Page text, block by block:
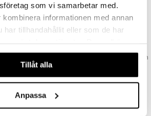
som vi samarbetar med.
informationen med annan
har tillhandahållit eller som de har
användande av vår webbplats.
Tillåt alla
Anpassa
KOSTAR FRAKTEN?
kr. Vår gräns för fraktfri leverans bestäms
du handlar från. Läs mer här »
(gäller varor i lager) skickas normalt ut från
oss samma dag.
AV LÄKEMEDELSVERKET
som visar att vi är godkända av